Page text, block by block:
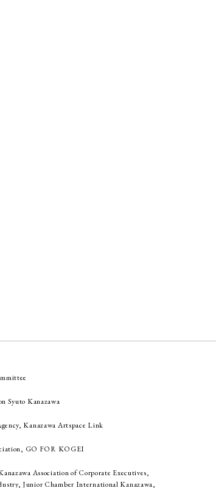
Syuto Kanazawa
Kanazawa Artspace Link
GO FOR KOGEI
Association of Corporate Executives,
Junior Chamber International Kanazawa,